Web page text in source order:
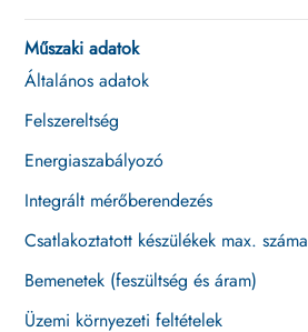
Műszaki adatok
Általános adatok
Felszereltség
Energiaszabályozó
Integrált mérőberendezés
Csatlakoztatott készülékek max. száma
Bemenetek (feszültség és áram)
Üzemi környezeti feltételek